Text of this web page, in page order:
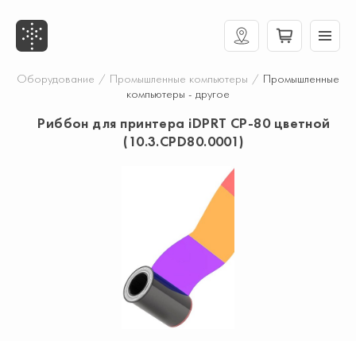
Оборудование / Промышленные компьютеры / Промышленные
компьютеры - другое
Риббон для принтера iDPRT CP-80 цветной
(10.3.CPD80.0001)